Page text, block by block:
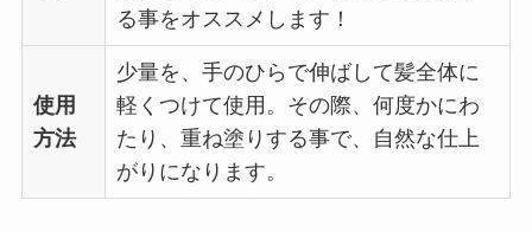
る事をオススメします！
使用
方法
少量を、手のひらで伸ばして髪全体に
軽くつけて使用。その際、何度かにわ
たり、重ね塗りする事で、自然な仕上
がりになります。